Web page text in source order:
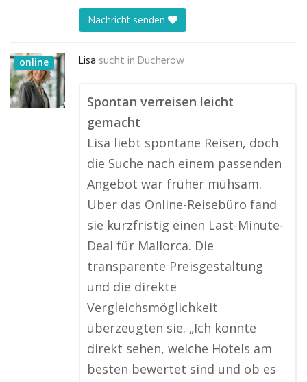
Nachricht senden
online Lisa sucht in Ducherow
Spontan verreisen leicht
gemacht
Lisa liebt spontane Reisen, doch
die Suche nach einem passenden
Angebot war früher mühsam.
Über das Online-Reisebüro fand
sie kurzfristig einen Last-Minute-
Deal für Mallorca. Die
transparente Preisgestaltung
und die direkte
Vergleichsmöglichkeit
überzeugten sie. „Ich konnte
direkt sehen, welche Hotels am
besten bewertet sind und ob es